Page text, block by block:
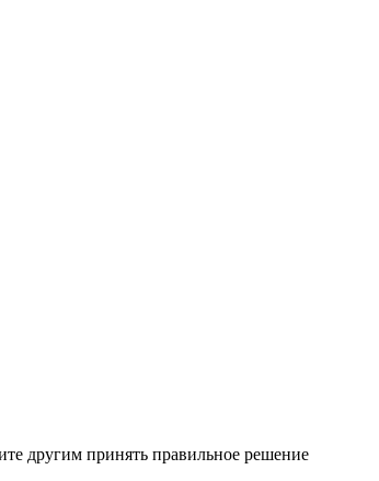
другим принять правильное решение